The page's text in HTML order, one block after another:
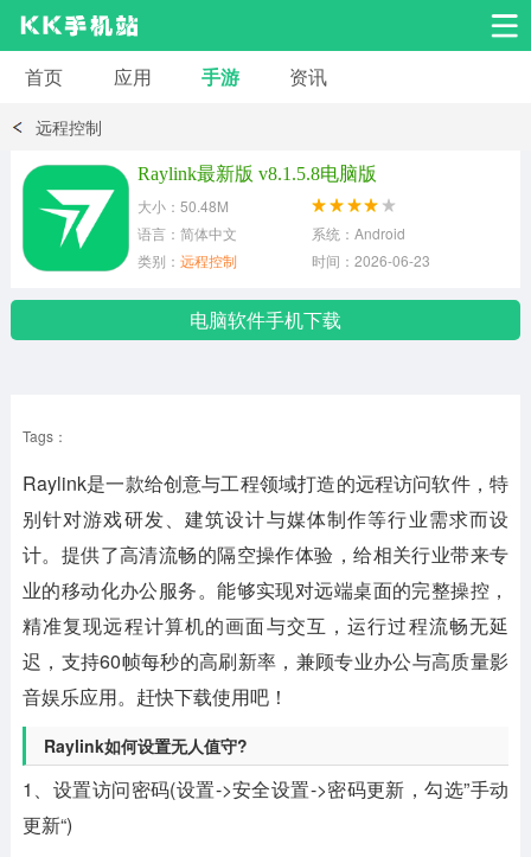
安卓应用
小说漫画
安卓其它
首页 应用 手游 资讯
远程控制
Raylink最新版 v8.1.5.8电脑版
大小：50.48M
语言：简体中文
系统：Android
类别： 远程控制 时间：2026-06-23
电脑软件手机下载
Tags：
Raylink是一款给创意与工程领域打造的远程访问软件，特
别针对游戏研发、建筑设计与媒体制作等行业需求而设
计。提供了高清流畅的隔空操作体验，给相关行业带来专
业的移动化办公服务。能够实现对远端桌面的完整操控，
精准复现远程计算机的画面与交互，运行过程流畅无延
迟，支持60帧每秒的高刷新率，兼顾专业办公与高质量影
音娱乐应用。赶快下载使用吧！
Raylink如何设置无人值守?
1、设置访问密码(设置->安全设置->密码更新，勾选”手动
更新“)